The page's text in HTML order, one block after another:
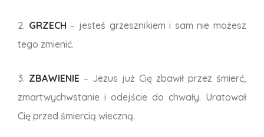
2. GRZECH – jesteś grzesznikiem i sam nie możesz
tego zmienić.
3. ZBAWIENIE – Jezus już Cię zbawił przez śmierć,
zmartwychwstanie i odejście do chwały. Uratował
Cię przed śmiercią wieczną.